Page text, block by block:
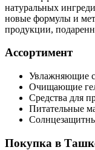
натуральных
новые формулы и
продукции,
Ассортимент
Увлажняющие
Очищающие
Средства для
Питательные
Покупка в